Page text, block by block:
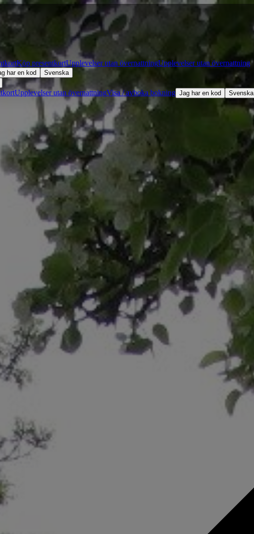
Köp presentkortUpplevelser utan övernattningUpplevelser utan övernattning
har en kod
Svenska
Upplevelser utan övernattningVisa / avboka bokning Jag har en kod Svenska